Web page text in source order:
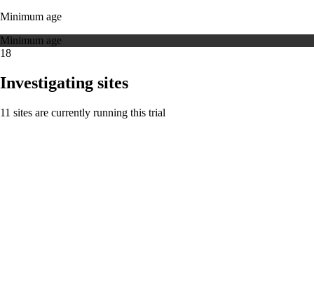
Minimum age
Minimum age
18
Investigating sites
11 sites are currently running this trial